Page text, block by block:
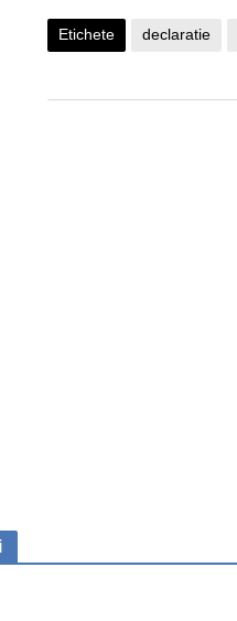
Etichete declaratie